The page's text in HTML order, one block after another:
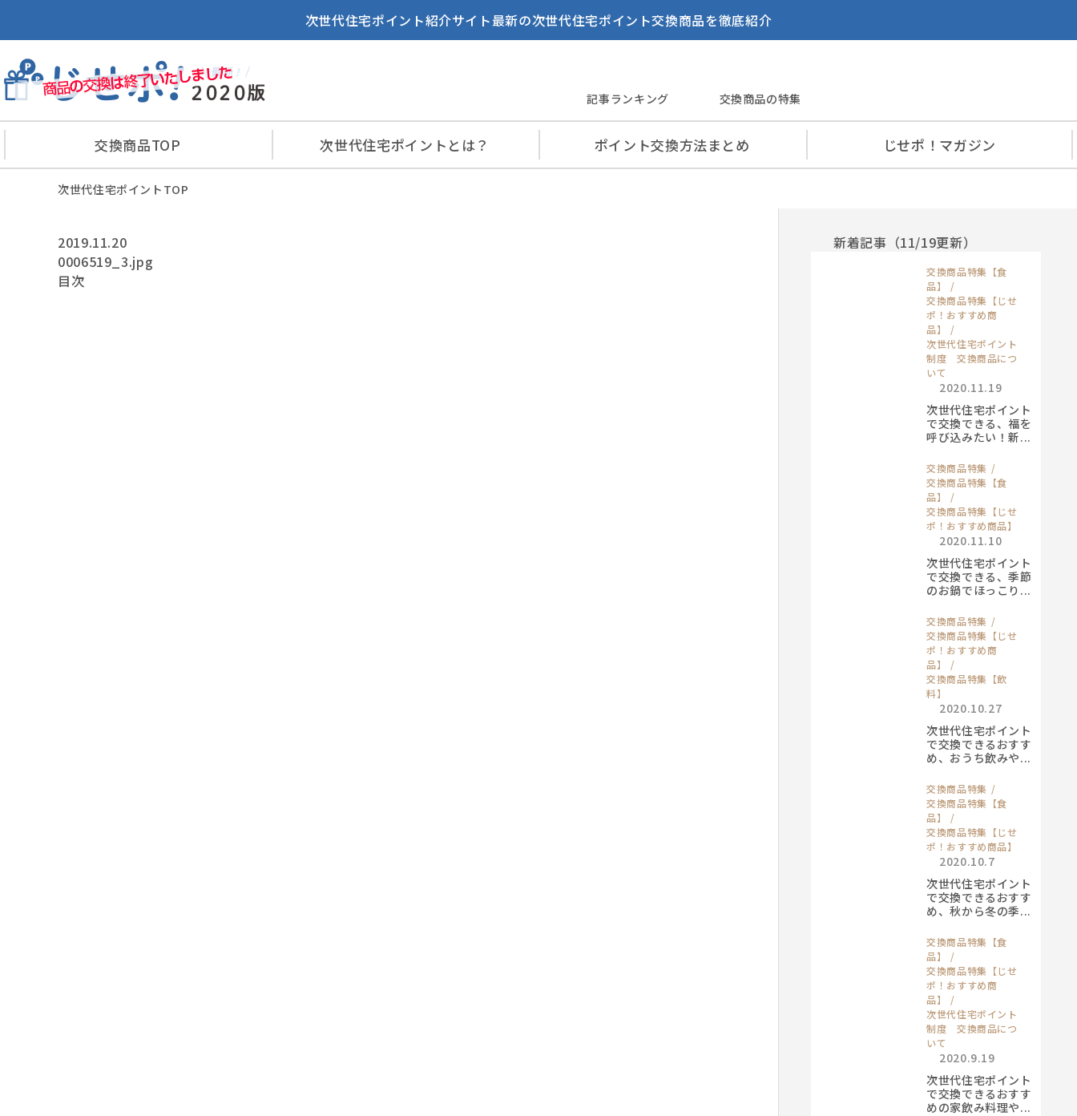
次世代住宅ポイント紹介サイト最新の次世代住宅ポイント交換商品を徹底紹介
記事ランキング 交換商品の特集
交換商品TOP 次世代住宅ポイントとは？ ポイント交換方法まとめ じせポ！ マガジン
次世代住宅ポイントTOP
2019.11.20
0006519_3.jpg
目次
新着記事（11/19更新）
交換商品特集【食
品】
交換商品特集【じせ
ポ！おすすめ商
品】
次世代住宅ポイント
制度 交換商品につ
いて
2020.11.19
次世代住宅ポイント
で交換できる、福を
呼び込みたい！新...
交換商品特集
交換商品特集【食
品】
交換商品特集【じせ
ポ！おすすめ商品】
2020.11.10
次世代住宅ポイント
で交換できる、季節
のお鍋でほっこり...
交換商品特集
交換商品特集【じせ
ポ！おすすめ商
品】
交換商品特集【飲
料】
2020.10.27
次世代住宅ポイント
で交換できるおすす
め、おうち飲みや...
交換商品特集
交換商品特集【食
品】
交換商品特集【じせ
ポ！おすすめ商品】
2020.10.7
次世代住宅ポイント
で交換できるおすす
め、秋から冬の季...
交換商品特集【食
品】
交換商品特集【じせ
ポ！おすすめ商
品】
次世代住宅ポイント
制度 交換商品につ
いて
2020.9.19
次世代住宅ポイント
で交換できるおすす
めの家飲み料理や...